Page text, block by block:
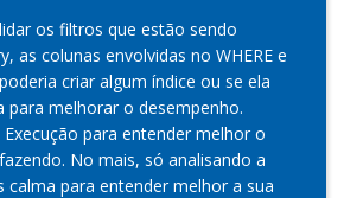
os filtros que estão sendo
as colunas envolvidas no WHERE e
criar algum índice ou se ela
para melhorar o desempenho.
para entender melhor o
No mais, só analisando a
calma para entender melhor a sua